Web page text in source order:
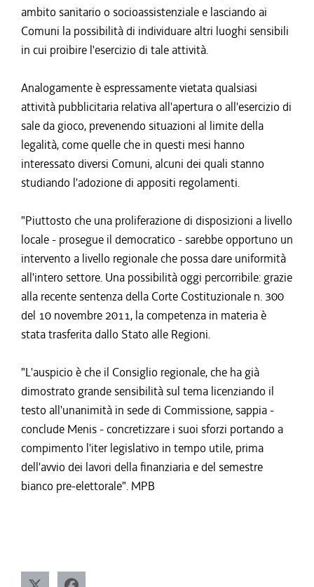
ambito sanitario o socioassistenziale e lasciando ai
Comuni la possibilità di individuare altri luoghi sensibili
in cui proibire l'esercizio di tale attività.
Analogamente è espressamente vietata qualsiasi
attività pubblicitaria relativa all'apertura o all'esercizio di
sale da gioco, prevenendo situazioni al limite della
legalità, come quelle che in questi mesi hanno
interessato diversi Comuni, alcuni dei quali stanno
studiando l'adozione di appositi regolamenti.
"Piuttosto che una proliferazione di disposizioni a livello
locale - prosegue il democratico - sarebbe opportuno un
intervento a livello regionale che possa dare uniformità
all'intero settore. Una possibilità oggi percorribile: grazie
alla recente sentenza della Corte Costituzionale n. 300
del 10 novembre 2011, la competenza in materia è
stata trasferita dallo Stato alle Regioni.
"L'auspicio è che il Consiglio regionale, che ha già
dimostrato grande sensibilità sul tema licenziando il
testo all'unanimità in sede di Commissione, sappia -
conclude Menis - concretizzare i suoi sforzi portando a
compimento l'iter legislativo in tempo utile, prima
dell'avvio dei lavori della finanziaria e del semestre
bianco pre-elettorale". MPB